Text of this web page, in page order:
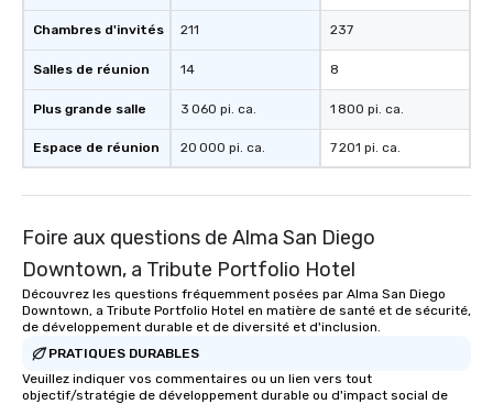
Chambres d'invités
Salles de réunion
Plus grande salle
Espace de réunion
211
14
3 060 pi. ca.
20 000 pi. ca.
237
8
1 800 pi. ca.
7 201 pi. ca.
Foire aux questions de Alma San Diego
Downtown, a Tribute Portfolio Hotel
Découvrez les questions fréquemment posées par Alma San Diego
Downtown, a Tribute Portfolio Hotel en matière de santé et de sécurité,
de développement durable et de diversité et d'inclusion.
PRATIQUES DURABLES
Veuillez indiquer vos commentaires ou un lien vers tout
objectif/stratégie de développement durable ou d'impact social de